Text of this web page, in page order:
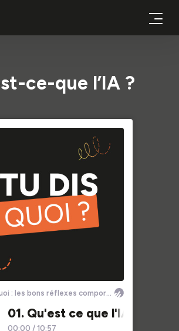
ce-que l’IA ?